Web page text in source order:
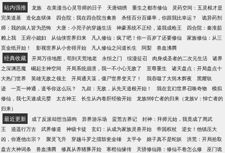
肉。” …… 可有一天，大佬拒绝了她的投喂，还露出
高深莫测的神秘笑容，危险的眼神让唐小囡红了脸。
哎呀……好羞羞！ 【苏甜+巨爽+温馨+双洁】
站内强推 龙族 在美漫当心灵导师的日子 天唐锦绣 重生之都市修仙
灵药空间：五灵根才是
完美道基
造化血狱体 四合院：我在四合院当禽兽 杀怪百分百爆率，你跟我比幸运？
诡异药剂
师：我的病人皆为恐怖
大唐：小兕子的穿越生活 神豪系统不正经，逼我成枪王
四合院：秦淮茹
赖上我
王府小媳妇 从仙侠世界归来 凡人修仙：疯了吧！你一百岁了还要修仙
家族修仙：从三
页金纸开始！
影视世界从小舍得开始 凡人修仙之问道长生 阿梨 兽血沸腾
经典收藏 开局万倍地图，苟到天荒地老 永恒之门 综漫征召 肉身成圣者的二次元生活
诸界
之深渊恶魔
崛起主神空间 开局系统崩溃，我一不小心无敌了 至尊重生
诸天盘点：开局盘点十
大热门世界
英雄无敌之领主 开局通天箓，僵尸世界变天了！ 我吞噬了大筒木辉夜
黑耀轨
迹
一页一神通，道爷你这么玩？ 九叔：无敌，从先天道根开始！ 我在玄幻世界召唤奇物
模拟
修仙，我七天速成元婴
太古神王 长生从内卷肝经验开始
龙族5悼亡者的归来（龙族Ⅴ：悼亡者的
归来）
最近更新 成了反派却想当舔狗 异界游乐场 蛮荒古界记
封神：拜师元始，我竟成了周武
王
逍遥行万古 武界修道 神级卡徒 玄幻：从成为家族灵兽开始 帝国权杖
逆女！他镇压大
凶，你逐他出宗？
聚灵飞升 穿越斗罗之擂鼓瓮金锤 太平令 娘子真不是蛇妖
洪荒：开局拾取
盘古大神词条
兽血沸腾 修真从养猪豚开始 寒棺仙缘传 天骄修仙路：修仙不卷怎么修
巫门诡